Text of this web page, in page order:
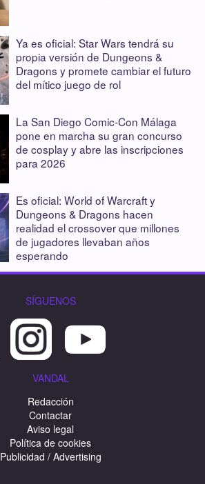
Ya es oficial: Star Wars tendrá su
propia versión de Dungeons &
Dragons y promete cambiar el futuro
del mítico juego de rol
La San Diego Comic-Con Málaga
pone en marcha su gran concurso
de cosplay y abre las inscripciones
para 2026
Es oficial: World of Warcraft y
Dungeons & Dragons hacen
realidad el crossover que millones
de jugadores llevaban años
esperando
SÍGUENOS
VANDAL
Redacción
Contactar
Aviso legal
Política de cookies
Publicidad / Advertising